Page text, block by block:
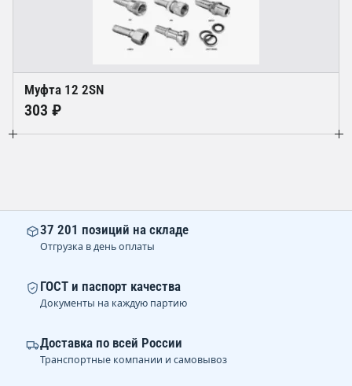
Муфта 12 2SN
303 ₽
37 201 позиций на складе
Отгрузка в день оплаты
ГОСТ и паспорт качества
Документы на каждую партию
Доставка по всей России
Транспортные компании и самовывоз